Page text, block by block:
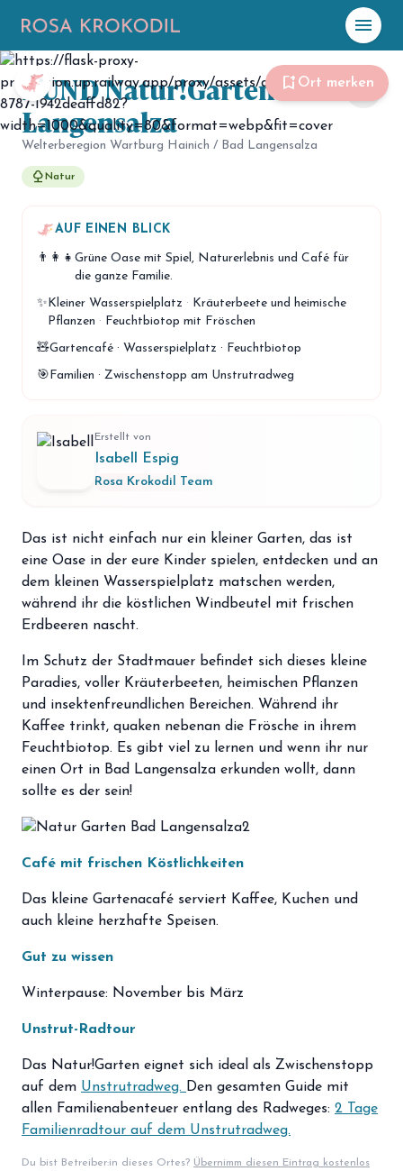
menu
☀️ Heute
Plane mit Kroki
celebration
hiking Abenteuer
Unterkünfte
menu_book Guides
map Karte
Mitgliedschaft
groups Entdecker Crew
login Anmelden / Registrieren
bookmark_add Ort merken
Foto: Rosa Krokodil
BUND Natur!Garten Bad
Langensalza
Welterberegion Wartburg Hainich / Bad Langensalza
nature Natur
share
AUF EINEN BLICK
👨‍👩‍👧 Grüne Oase mit Spiel, Naturerlebnis und Café für
die ganze Familie.
✨Kleiner Wasserspielplatz · Kräuterbeete und heimische
Pflanzen · Feuchtbiotop mit Fröschen
🧸Gartencafé · Wasserspielplatz · Feuchtbiotop
🎯Familien · Zwischenstopp am Unstrutradweg
Erstellt von
Isabell Espig
Rosa Krokodil Team
Das ist nicht einfach nur ein kleiner Garten, das ist
eine Oase in der eure Kinder spielen, entdecken und an
dem kleinen Wasserspielplatz matschen werden,
während ihr die köstlichen Windbeutel mit frischen
Erdbeeren nascht.
Im Schutz der Stadtmauer befindet sich dieses kleine
Paradies, voller Kräuterbeeten, heimischen Pflanzen
und insektenfreundlichen Bereichen. Während ihr
Kaffee trinkt, quaken nebenan die Frösche in ihrem
Feuchtbiotop. Es gibt viel zu lernen und wenn ihr nur
einen Ort in Bad Langensalza erkunden wollt, dann
sollte es der sein!
Café mit frischen Köstlichkeiten
Das kleine Gartenacafé serviert Kaffee, Kuchen und
auch kleine herzhafte Speisen.
Gut zu wissen
Winterpause: November bis März
Unstrut-Radtour
Das Natur!Garten eignet sich ideal als Zwischenstopp
auf dem Unstrutradweg. Den gesamten Guide mit
allen Familienabenteuer entlang des Radweges: 2 Tage
Familienradtour auf dem Unstrutradweg.
Du bist Betreiber:in dieses Ortes? Übernimm diesen Eintrag kostenlos